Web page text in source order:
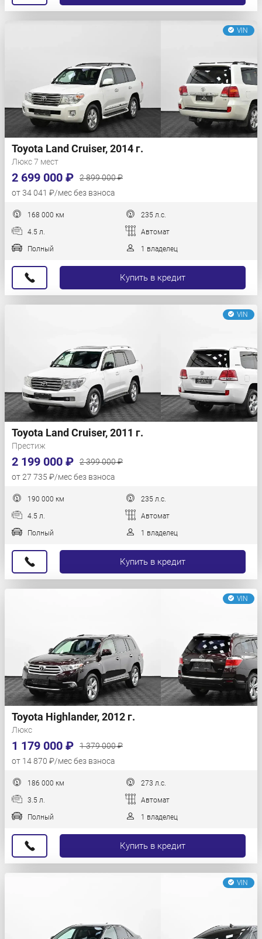
VIN
Toyota Land Cruiser, 2014 г.
Люкс 7 мест
2 699 000 ₽
2 899 000 ₽
от 34 041 ₽/мес без взноса
168 000 км 235 л.с.
4.5 л. Автомат
Полный 1 владелец
Купить в кредит
VIN
Toyota Land Cruiser, 2011 г.
Престиж
2 199 000 ₽
2 399 000 ₽
от 27 735 ₽/мес без взноса
190 000 км 235 л.с.
4.5 л. Автомат
Полный 1 владелец
Купить в кредит
VIN
Toyota Highlander, 2012 г.
Люкс
1 179 000 ₽
1 379 000 ₽
от 14 870 ₽/мес без взноса
186 000 км 273 л.с.
3.5 л. Автомат
Полный 1 владелец
Купить в кредит
VIN